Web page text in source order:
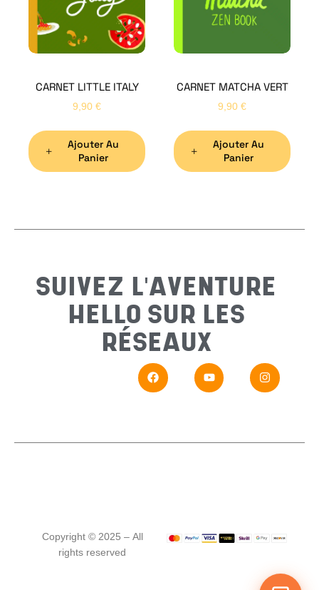
CARNET LITTLE ITALY
9,90 €
Ajouter Au
Panier
CARNET MATCHA VERT
9,90 €
Ajouter Au
Panier
SUIVEZ L'AVENTURE
HELLO SUR LES
RÉSEAUX
Copyright © 2025 – All
rights reserved